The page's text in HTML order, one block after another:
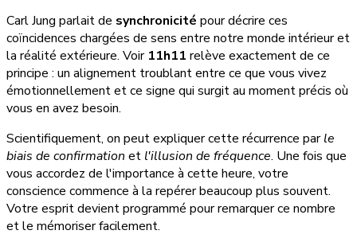
Carl Jung parlait de synchronicité pour décrire ces
coïncidences chargées de sens entre notre monde intérieur et
la réalité extérieure. Voir 11h11 relève exactement de ce
principe : un alignement troublant entre ce que vous vivez
émotionnellement et ce signe qui surgit au moment précis où
vous en avez besoin.
Scientifiquement, on peut expliquer cette récurrence parle
biais de confirmation et l'illusion de fréquence. Une fois que
vous accordez de l'importance à cette heure, votre
conscience commence à la repérer beaucoup plus souvent.
Votre esprit devient programmé pour remarquer ce nombre
et le mémoriser facilement.